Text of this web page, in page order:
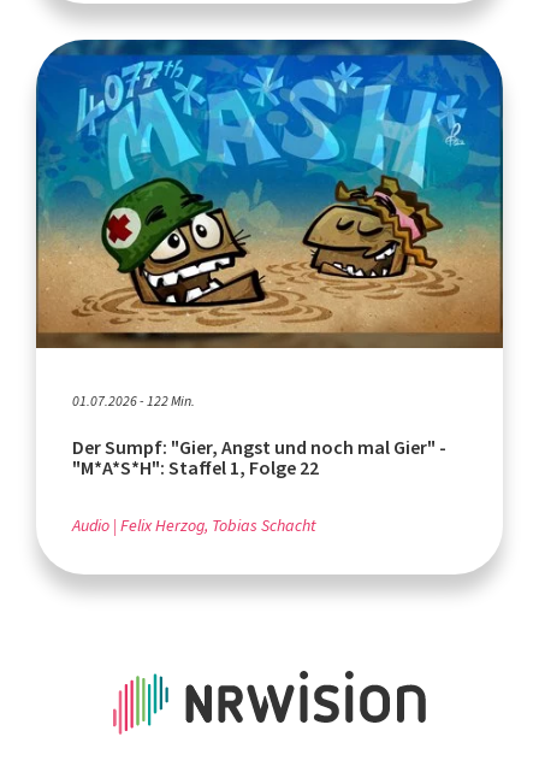
01.07.2026 - 122 Min.
Der Sumpf: "Gier, Angst und noch mal Gier" -
"M*A*S*H": Staffel 1, Folge 22
Audio Felix Herzog, Tobias Schacht